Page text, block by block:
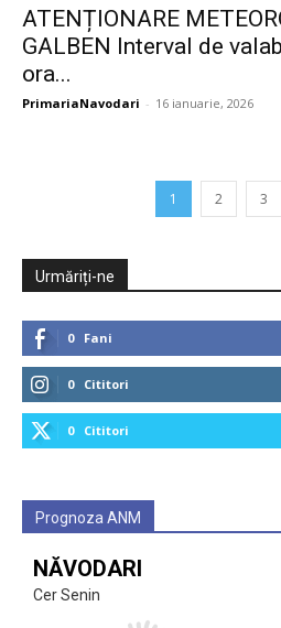
ATENȚIONARE
GALBEN Interval de
ora...
PrimariaNavodari - 16 ianuarie, 2026
1 2 3
Urmăriți-ne
0 Fani
0 Cititori
0 Cititori
Prognoza ANM
NĂVODARI
Cer Senin